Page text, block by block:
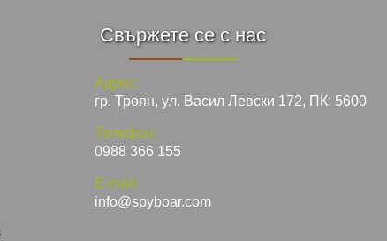
Свържете се с нас
Адрес:
гр. Троян, ул. Васил Левски 172, ПК: 5600
Телефон:
0988 366 155
E-mail:
info@spyboar.com